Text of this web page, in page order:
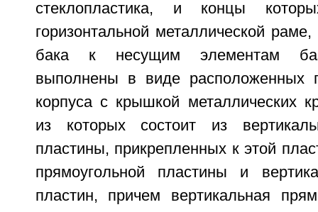
стеклопластика, и концы
горизонтальной металлической
бака к несущим элементам
выполнены в виде расположенных
корпуса с крышкой металлических
из которых состоит из
пластины, прикрепленных к этой
прямоугольной пластины и
пластин, причем вертикальная